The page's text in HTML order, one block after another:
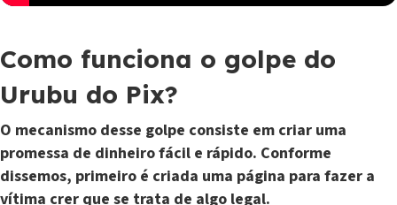
Como funciona o golpe do
Urubu do Pix?
O mecanismo desse golpe consiste em criar uma
promessa de dinheiro fácil e rápido. Conforme
dissemos, primeiro é criada uma página para fazer a
vítima crer que se trata de algo legal.